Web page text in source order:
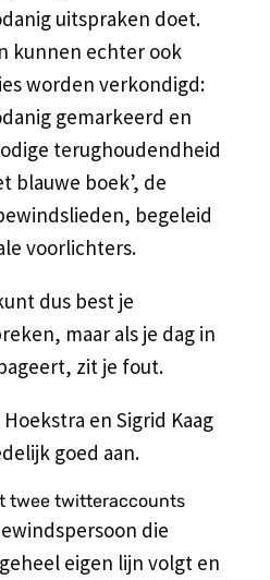
uitspraken doet.
kunnen echter ook
worden verkondigd:
gemarkeerd en
terughoudendheid
blauwe boek’, de
begeleid
voorlichters.
dus best je
maar als je dag in
zit je fout.
en Sigrid Kaag
goed aan.
twee twitteraccounts
die
eigen lijn volgt en